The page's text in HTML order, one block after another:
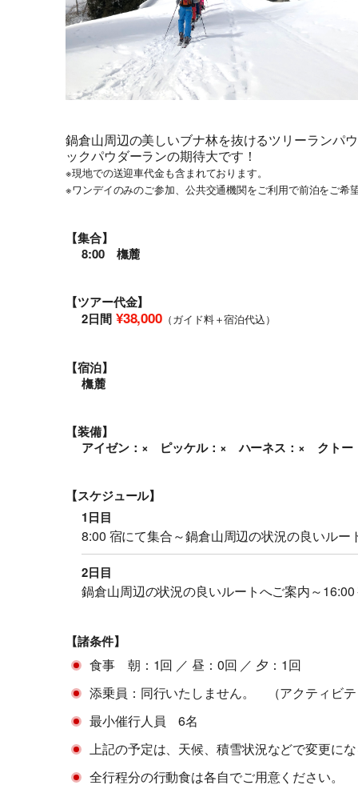
鍋倉山周辺の美しいブナ林を抜けるツリーランパ
ックパウダーランの期待大です！
※現地での送迎車代金も含まれております。
※ワンデイのみのご参加、公共交通機関をご利用で前泊をご希
【集合】
8:00 橅麓
【ツアー代金】
2日間 ¥38,000 （ガイド料＋宿泊代込）
【宿泊】
橅麓
【装備】
アイゼン：× ピッケル：× ハーネス：× クトー
【スケジュール】
1日目
8:00 宿にて集合～鍋倉山周辺の状況の良いルー
2日目
鍋倉山周辺の状況の良いルートへご案内～
【諸条件】
食事 朝：1回 ／ 昼：0回 ／ 夕：1回
添乗員：同行いたしません。 （アクティビテ
最小催行人員 6名
上記の予定は、天候、積雪状況などで変更にな
全行程分の行動食は各自でご用意ください。